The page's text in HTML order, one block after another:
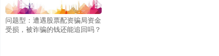
问题型：遭遇股票配资骗局资金
受损，被诈骗的钱还能追回吗？